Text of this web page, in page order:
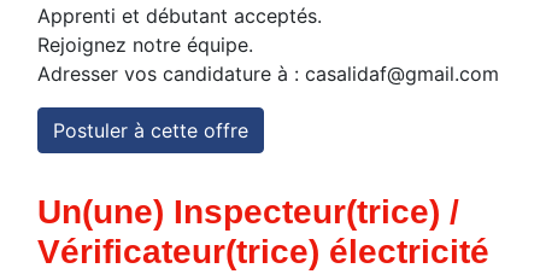
Apprenti et débutant acceptés.
Rejoignez notre équipe.
Adresser vos candidature à : casalidaf@gmail.com
Postuler à cette offre
Un(une) Inspecteur(trice) /
Vérificateur(trice) électricité